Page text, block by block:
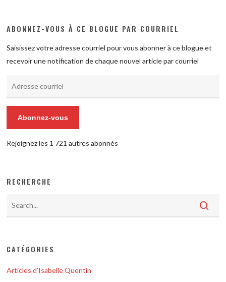
ABONNEZ-VOUS À CE BLOGUE PAR COURRIEL
Saisissez votre adresse courriel pour vous abonner à ce blogue et
recevoir une notification de chaque nouvel article par courriel
Abonnez-vous
Rejoignez les 1 721 autres abonnés
RECHERCHE
CATÉGORIES
Articles d'Isabelle Quentin